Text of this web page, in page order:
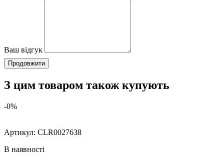
Ваш відгук
Продовжити
З цим товаром також купують
-0%
Артикул: CLR0027638
В наявності